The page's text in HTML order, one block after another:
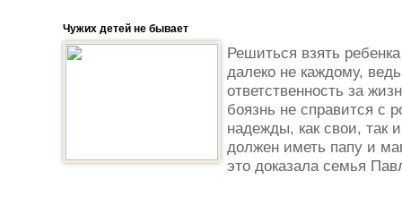
Чужих детей не бывает
Решиться взять
далеко не каждому,
ответственность за
боязнь не справится с
надежды, как свои,
должен иметь папу и
это доказала семья